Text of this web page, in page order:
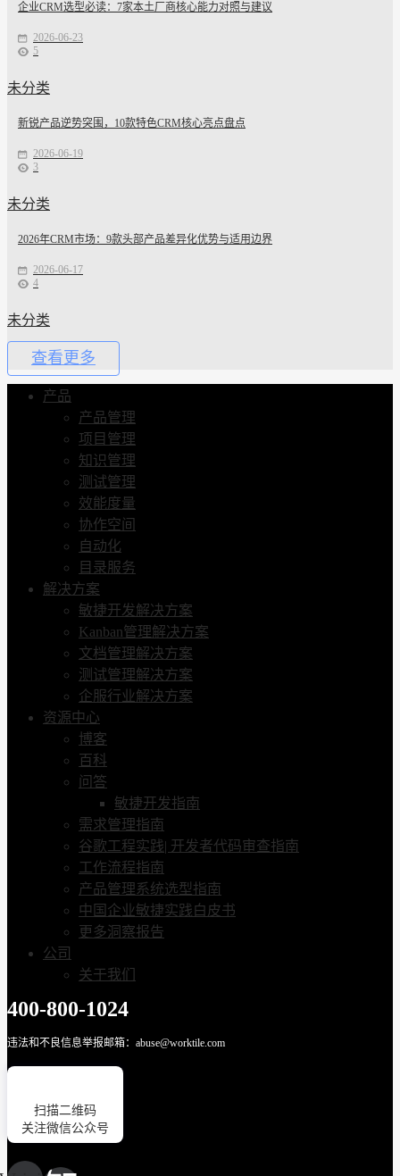
企业CRM选型必读：7家本土厂商核心能力对照与建议
2026-06-23
5
未分类
新锐产品逆势突围，10款特色CRM核心亮点盘点
2026-06-19
3
未分类
2026年CRM市场：9款头部产品差异化优势与适用边界
2026-06-17
4
未分类
查看更多
产品
产品管理
项目管理
知识管理
测试管理
效能度量
协作空间
自动化
目录服务
解决方案
敏捷开发解决方案
Kanban管理解决方案
文档管理解决方案
测试管理解决方案
企服行业解决方案
资源中心
博客
百科
问答
敏捷开发指南
需求管理指南
谷歌工程实践| 开发者代码审查指南
工作流程指南
产品管理系统选型指南
中国企业敏捷实践白皮书
更多洞察报告
公司
关于我们
400-800-1024
违法和不良信息举报邮箱：abuse@worktile.com
扫描二维码
关注微信公众号